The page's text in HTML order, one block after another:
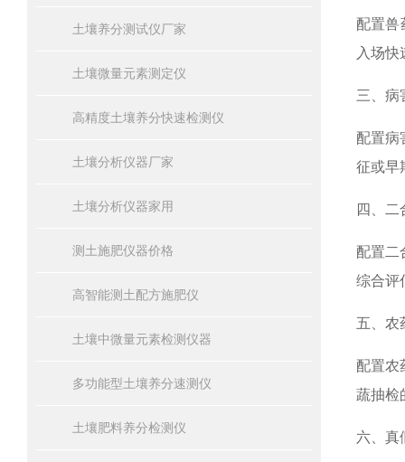
土壤养分测试仪厂家
土壤微量元素测定仪
高精度土壤养分快速检测仪
土壤分析仪器厂家
土壤分析仪器家用
测土施肥仪器价格
高智能测土配方施肥仪
土壤中微量元素检测仪器
多功能型土壤养分速测仪
土壤肥料养分检测仪
配置兽
入场快
三、病
配置病
征或早
四、二
配置二
综合评
五、农
配置农
蔬抽检
六、真